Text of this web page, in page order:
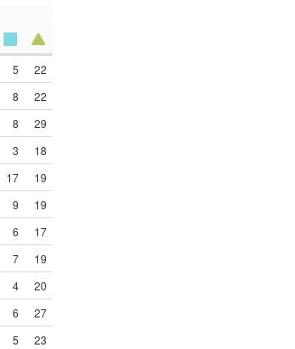
5
22
8
22
8
29
3
18
17
19
9
19
6
17
7
19
4
20
6
27
5
23